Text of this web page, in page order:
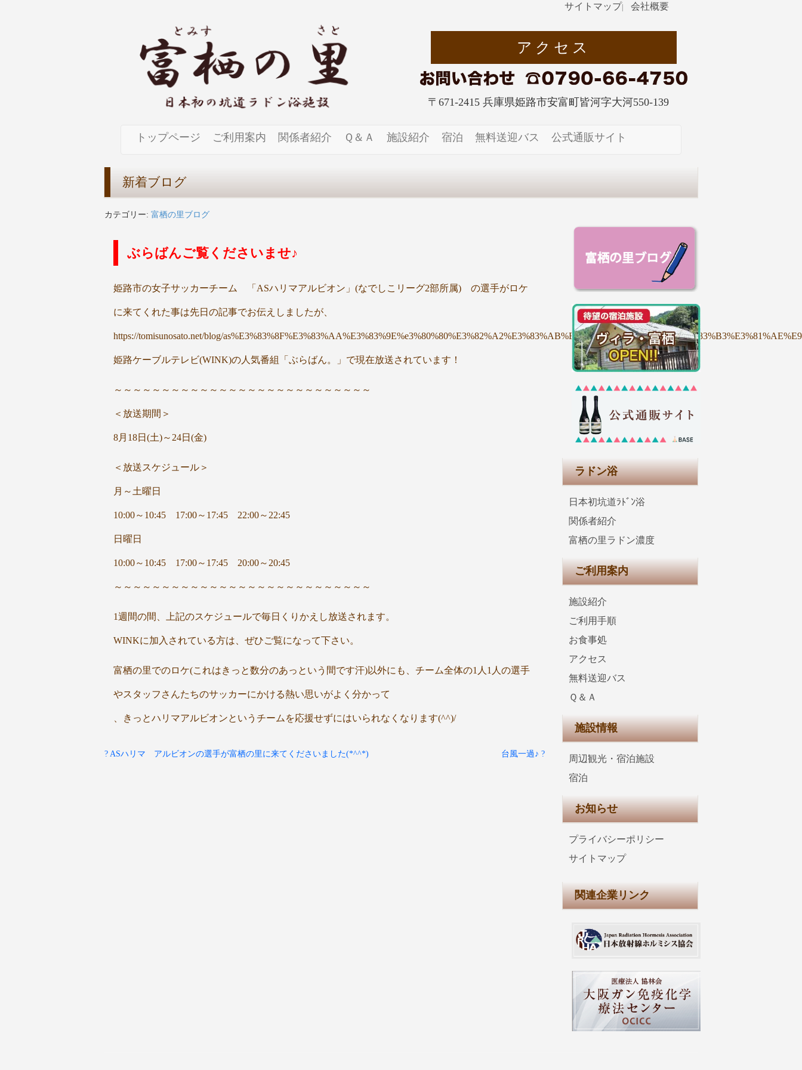
サイトマップ 会社概要
アクセス
〒671-2415 兵庫県姫路市安富町皆河字大河550-139
トップページ ご利用案内 関係者紹介 Ｑ＆Ａ 施設紹介 宿泊 無料送迎バス 公式通販サイト
新着ブログ
カテゴリー: 富栖の里ブログ
ぶらばんご覧くださいませ♪
姫路市の女子サッカーチーム 「ASハリマアルビオン」(なでしこリーグ2部所属) の選手がロケ
に来てくれた事は先日の記事でお伝えしましたが、
https://tomisunosato.net/blog/
姫路ケーブルテレビ(WINK)の人気番組「ぶらばん。」で現在放送されています！
～～～～～～～～～～～～～～～～～～～～～～～～～～～
＜放送期間＞
8月18日(土)～24日(金)
＜放送スケジュール＞
月～土曜日
10:00～10:45 17:00～17:45 22:00～22:45
日曜日
10:00～10:45 17:00～17:45 20:00～20:45
～～～～～～～～～～～～～～～～～～～～～～～～～～～
1週間の間、上記のスケジュールで毎日くりかえし放送されます。
WINKに加入されている方は、ぜひご覧になって下さい。
富栖の里でのロケ(これはきっと数分のあっという間です汗)以外にも、チーム全体の1人1人の選手
やスタッフさんたちのサッカーにかける熱い思いがよく分かって
、きっとハリマアルビオンというチームを応援せずにはいられなくなります(^^)/
? ASハリマ アルビオンの選手が富栖の里に来てくださいました(*^^*) 台風一過♪ ?
ラドン浴
日本初坑道ﾗﾄﾞﾝ浴
関係者紹介
富栖の里ラドン濃度
ご利用案内
施設紹介
ご利用手順
お食事処
アクセス
無料送迎バス
Ｑ＆Ａ
施設情報
周辺観光・宿泊施設
宿泊
お知らせ
プライバシーポリシー
サイトマップ
関連企業リンク